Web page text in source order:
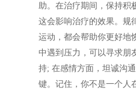
助。在治疗期间，保持积
这会影响治疗的效果。规
运动，都会帮助你更好地
中遇到压力，可以寻求朋
持; 在感情方面，坦诚沟
键。记住，你不是一个人